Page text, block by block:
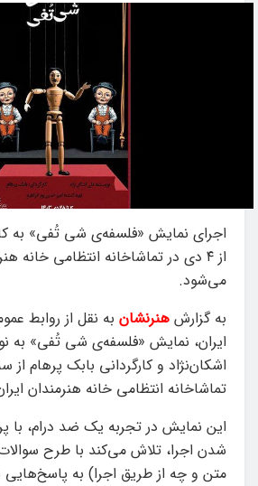
اجرای نمایش «فلسفه‌ی شی تُفی» به‌
از ۴ دی در تماشاخانه انتظامی خانه
می‌شود.
به گزارش هنرنشان به نقل از روابط
ایران، نمایش «فلسفه‌ی شی تُفی» به‌
تماشاخانه انتظامی خانه هنرمندان
این نمایش در تجربه یک ضد درام، با
شدن اجرا، تلاش می‌کند با طرح
متن و چه از طریق اجرا) به